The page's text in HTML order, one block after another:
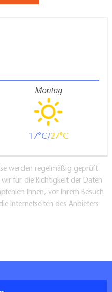
Montag
17 27
werden regelmäßig geprüft
für die Richtigkeit der Daten
Ihnen, vor Ihrem Besuch
Internetseiten des Anbieters